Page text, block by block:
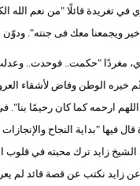
في تغريدة قائلًا "من نعم الله
ويجمعنا معك فى جنته".
مغردًا "حكمت.. فوحدت..
الوطن وفاض لأشقاء
اللهم ارحمه كما كان رحيمًا
قال فيها "بداية النجاح
الشيخ زايد ترك محبته في قلوب
زايد نكتب عن قصة قائد لم